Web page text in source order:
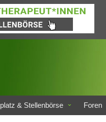
& Stellenbörse Foren